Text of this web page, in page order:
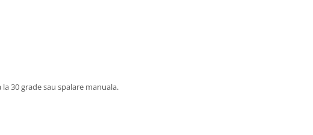
30 grade sau spalare manuala.